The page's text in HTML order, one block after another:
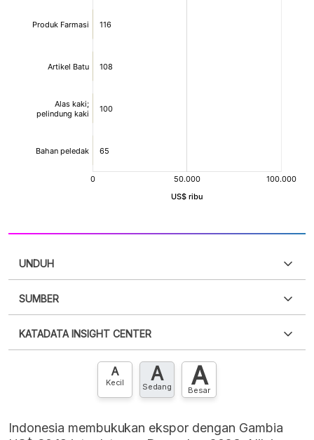
UNDUH
XLS
SUMBER
punya akun?Silakan Daftar sekarang
KATADATA INSIGHT CENTER
Hubungi sekarang »
A
Kecil A
Sedang A
Besar
Indonesia membukukan ekspor dengan Gambia